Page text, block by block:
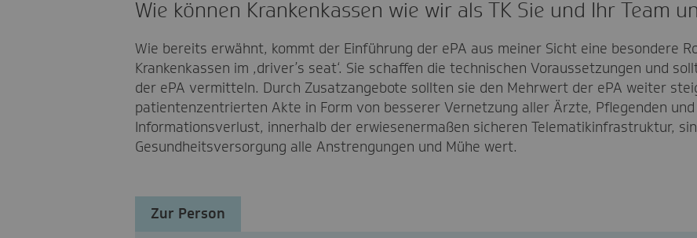
Wie können Krankenkassen wie wir als TK Sie und Ihr Team
Wie bereits erwähnt, kommt der Einführung der ePA aus meiner Sicht eine besondere
Krankenkassen im ‚driver’s seat‘. Sie schaffen die technischen Voraussetzungen und
der ePA vermitteln. Durch Zusatzangebote sollten sie den Mehrwert der ePA weiter
patientenzentrierten Akte in Form von besserer Vernetzung aller Ärzte, Pflegenden
Informationsverlust, innerhalb der erwiesenermaßen sicheren Telematikinfrastruktur,
Gesundheitsversorgung alle Anstrengungen und Mühe wert.
Zur Person